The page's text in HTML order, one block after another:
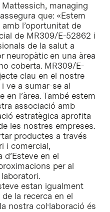
managing
que: «Estem
l’oportunitat de
de MR309/E-52862 i
de la salut a
neuropàtic en una àrea
coberta. MR309/E-
clau en el nostre
ve a sumar-se al
l’àrea. També estem
associació amb
estratègica aprofita
les nostres empreses.
productes a través
i comercial,
d’Esteve en el
per al
estan igualment
la recerca en el
nostra col·laboració és